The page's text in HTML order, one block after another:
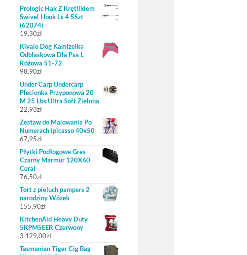
Prologic Hak Z Krętlikiem
Swivel Hook Ls 4 5Szt
(62074)
19,30zł
Kivalo Dog Kamizelka
Odblaskowa Dla Psa L
Różowa 51-72
98,90zł
Under Carp Undercarp
Plecionka Przyponowa 20
M 25 Lbs Ultra Soft Zielona
22,93zł
Zestaw do Malowania Po
Numerach Ipicasso 40x50
67,95zł
Płytki Podłogowe Gres
Czarny Marmur 120X60
Ceral
76,50zł
Tort z pieluch pampers 2
narodziny Wózek
155,90zł
KitchenAid Heavy Duty
5KPM5EER Czerwony
3 129,00zł
Tasmanian Tiger Cig Bag